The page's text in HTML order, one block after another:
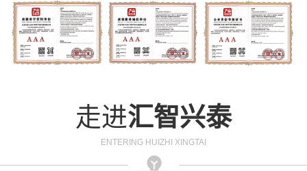
走进汇智兴泰
ENTERING HUIZHI XINGTAI